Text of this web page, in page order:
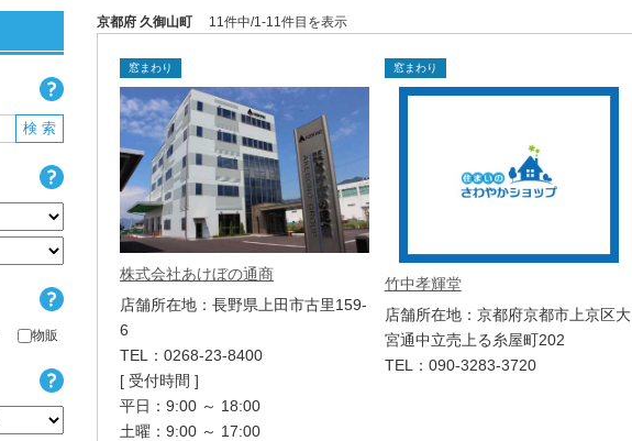
京都府 久御山町 11件中/1-11件目を表示
窓まわり
株式会社あけぼの通商
店舗所在地：長野県上田市古里159-
6
TEL：0268-23-8400
[ 受付時間 ]
平日：9:00 ～ 18:00
土曜：9:00 ～ 17:00
窓まわり
竹中孝輝堂
店舗所在地：京都府京都市上京区大
宮通中立売上る糸屋町202
TEL：090-3283-3720
物販